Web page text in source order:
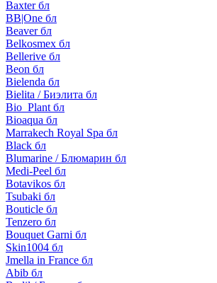
Baxter бл
BB|One бл
Beaver бл
Belkosmex бл
Bellerive бл
Beon бл
Bielenda бл
Bielita / Биэлита бл
Bio_Plant бл
Bioaqua бл
Marrakech Royal Spa бл
Black бл
Blumarine / Блюмарин бл
Medi-Peel бл
Botavikos бл
Tsubaki бл
Bouticle бл
Tenzero бл
Bouquet Garni бл
Skin1004 бл
Jmella in France бл
Abib бл